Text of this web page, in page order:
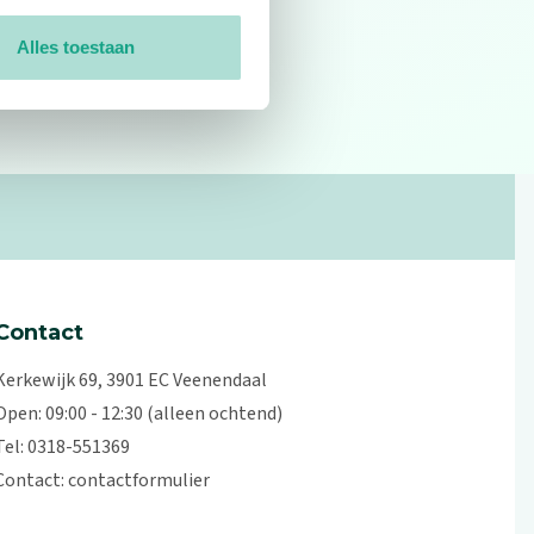
Alles toestaan
69, 3901 EC Veenendaal
09:00 - 12:30 (alleen ochtend)
0318-551369
contactformulier